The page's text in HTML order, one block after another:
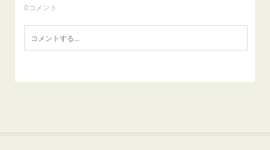
0コメント